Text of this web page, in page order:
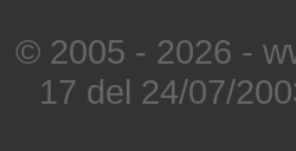
© 2005 - 2026 -
17 del 24/07/